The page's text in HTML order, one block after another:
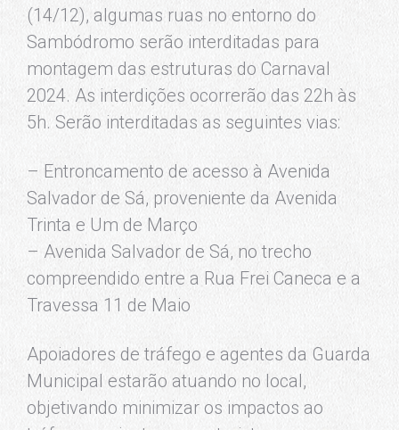
(14/12), algumas ruas no entorno do
Sambódromo serão interditadas para
montagem das estruturas do Carnaval
2024. As interdições ocorrerão das 22h às
5h. Serão interditadas as seguintes vias:
– Entroncamento de acesso à Avenida
Salvador de Sá, proveniente da Avenida
Trinta e Um de Março
– Avenida Salvador de Sá, no trecho
compreendido entre a Rua Frei Caneca e a
Travessa 11 de Maio
Apoiadores de tráfego e agentes da Guarda
Municipal estarão atuando no local,
objetivando minimizar os impactos ao